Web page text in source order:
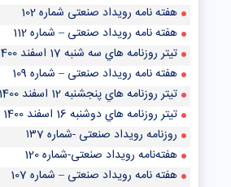
هفته نامه رویداد صنعتی شماره 102
هفته نامه رویداد صنعتی – شماره 112
تيتر روزنامه هاي سه شنبه 17 اسفند 1400
هفته نامه رویداد صنعتی – شماره 109
تيتر روزنامه هاي پنجشنبه 12 اسفند 1400
تيتر روزنامه هاي دوشنبه 16 اسفند 1400
روزنامه رویداد صنعتی -شماره ۱۳7
هفته‌نامه رویداد صنعتی-شماره 120
هفته نامه رویداد صنعتی – شماره 107